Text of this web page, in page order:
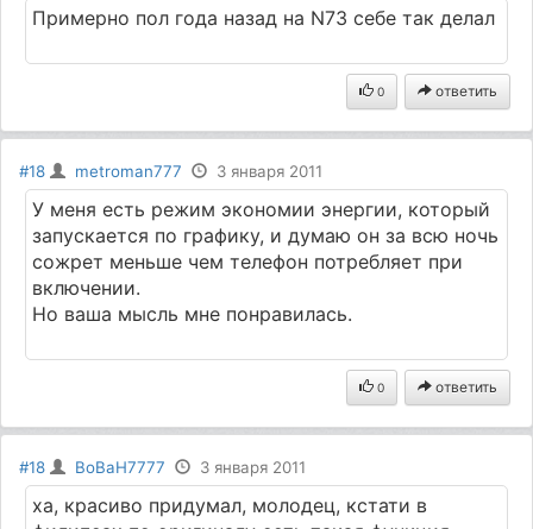
Примерно пол года назад на N73 себе так делал
0 ответить
#18 metroman777 3 января 2011
У меня есть режим экономии энергии, который
запускается по графику, и думаю он за всю ночь
сожрет меньше чем телефон потребляет при
включении.
Но ваша мысль мне понравилась.
0 ответить
#18 BoBaH7777 3 января 2011
ха, красиво придумал, молодец, кстати в